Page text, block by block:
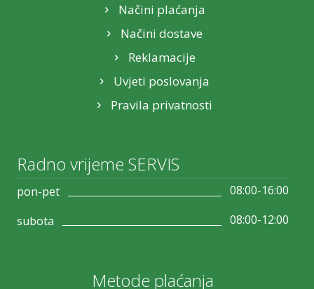
Načini plaćanja
Načini dostave
Reklamacije
Uvjeti poslovanja
Pravila privatnosti
Radno vrijeme SERVIS
pon-pet
08:00-16:00
subota
08:00-12:00
Metode plaćanja